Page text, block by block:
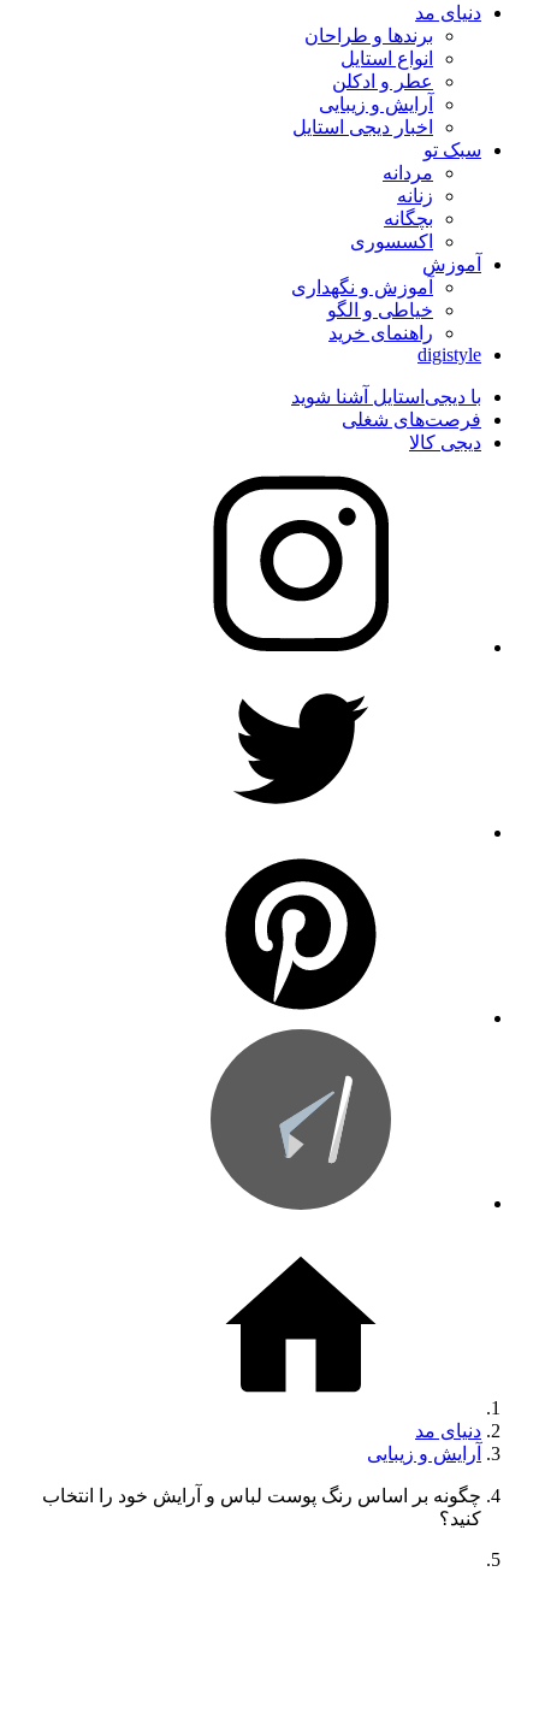
دنیای مد
برندها و طراحان
انواع استایل
عطر و ادکلن
آرایش و زیبایی
اخبار دیجی استایل
سبک تو
مردانه
زنانه
بچگانه
اکسسوری
آموزش
آموزش و نگهداری
خیاطی و الگو
راهنمای خرید
digistyle
با دیجی‌استایل آشنا شوید
فرصت‌های شغلی
دیجی کالا
دنیای مد
آرایش و زیبایی
چگونه بر اساس رنگ پوست لباس و آرایش خود را انتخاب
کنید؟